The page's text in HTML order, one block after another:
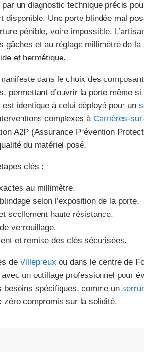
un diagnostic technique précis
disponible. Une porte blindée mal
pénible, voire impossible.
gâches et au réglage millimétré de
et hermétique.
dans le choix des
permettant d’ouvrir la porte même
est identique à celui déployé pour un
complexes à Carrières-
A2P (Assurance Prévention
du matériel posé.
clés :
au millimètre.
selon l’exposition de la porte.
scellement haute résistance.
verrouillage.
et remise des clés sécurisées.
de Villepreux ou dans le centre de
un outillage professionnel pour
besoins spécifiques, comme un
zéro compromis sur la solidité.